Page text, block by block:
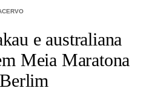
e australiana
Meia Maratona